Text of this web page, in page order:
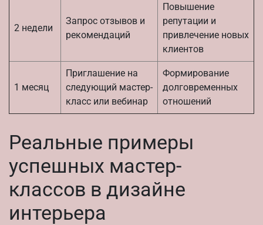
2 недели
Запрос отзывов и
рекомендаций
Повышение
репутации и
привлечение новых
клиентов
1 месяц
Приглашение на
следующий мастер-
класс или вебинар
Формирование
долговременных
отношений
Реальные примеры
успешных мастер-
классов в дизайне
интерьера